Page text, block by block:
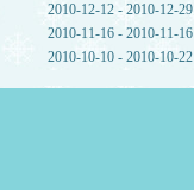
2010-12-12 - 2010-12-29
2010-11-16 - 2010-11-16
2010-10-10 - 2010-10-22